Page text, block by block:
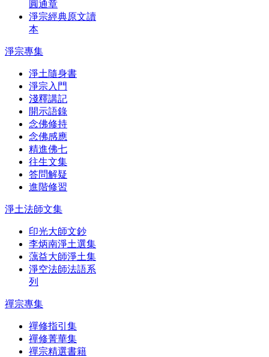
圓通章
淨宗經典原文讀
本
淨宗專集
淨土隨身書
淨宗入門
淺釋講記
開示語錄
念佛修持
念佛感應
精進佛七
往生文集
答問解疑
進階修習
淨土法師文集
印光大師文鈔
李炳南淨土選集
蕅益大師淨土集
淨空法師法語系
列
禪宗專集
禪修指引集
禪修菁華集
禪宗精選書籍